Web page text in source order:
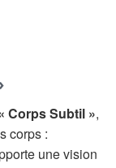
Corps Subtil »,
corps :
une vision